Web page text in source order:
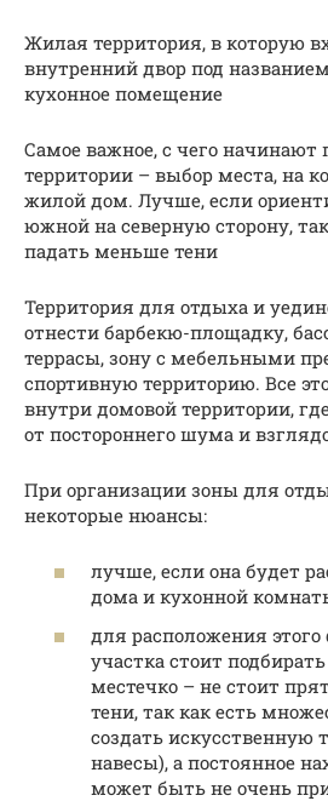
Жилая территория, в которую
внутренний двор под
кухонное помещение
Самое важное, с чего начинают
территории – выбор места, на
жилой дом. Лучше, если
южной на северную сторону,
падать меньше тени
Территория для отдыха и
отнести барбекю-площадку,
террасы, зону с мебельными
спортивную территорию. Все
внутри домовой территории,
от постороннего шума и
При организации зоны для
некоторые нюансы:
лучше, если она будет
дома и кухонной
для расположения
участка стоит
местечко – не стоит
тени, так как есть
создать искусственную
навесы), а постоянное
может быть не очень